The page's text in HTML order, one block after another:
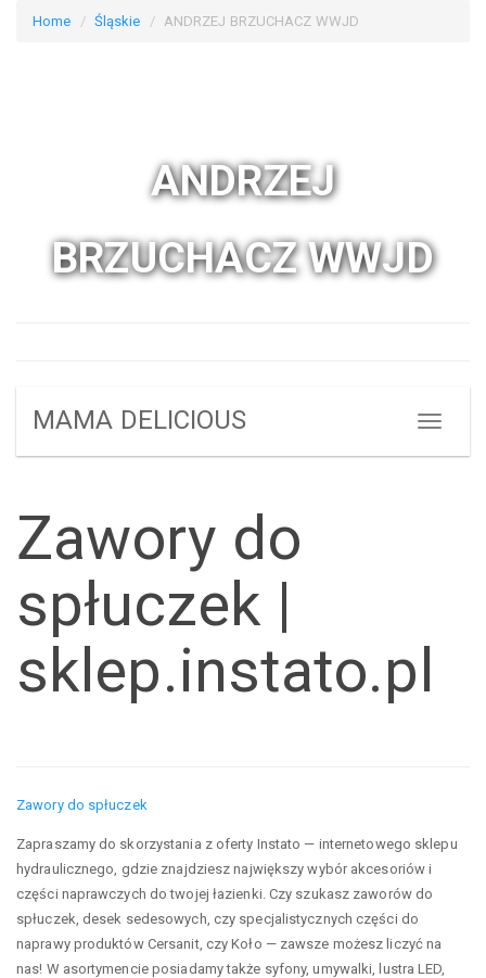
Home Śląskie ANDRZEJ BRZUCHACZ WWJD
ANDRZEJ
BRZUCHACZ WWJD
MAMA DELICIOUS
Zawory do
spłuczek |
sklep.instato.pl
Zawory do spłuczek
Zapraszamy do skorzystania z oferty Instato — internetowego sklepu
hydraulicznego, gdzie znajdziesz największy wybór akcesoriów i
części naprawczych do twojej łazienki. Czy szukasz zaworów do
spłuczek, desek sedesowych, czy specjalistycznych części do
naprawy produktów Cersanit, czy Koło — zawsze możesz liczyć na
nas! W asortymencie posiadamy także syfony, umywalki, lustra LED,